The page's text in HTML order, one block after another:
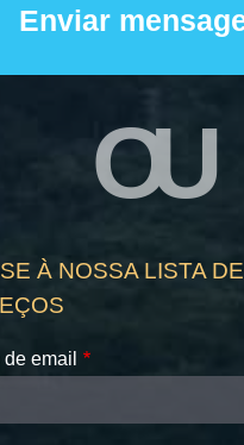
OU
À NOSSA LISTA DE
email